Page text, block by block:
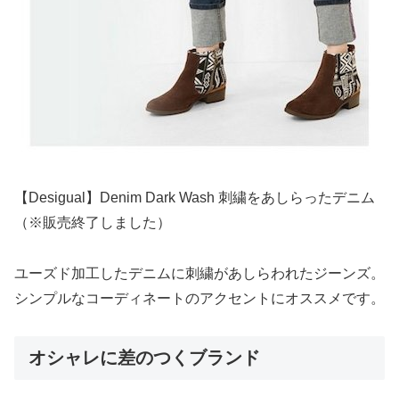
【Desigual】Denim Dark Wash 刺繍をあしらったデニム
（※販売終了しました）
ユーズド加工したデニムに刺繍があしらわれたジーンズ。
シンプルなコーディネートのアクセントにオススメです。
オシャレに差のつくブランド